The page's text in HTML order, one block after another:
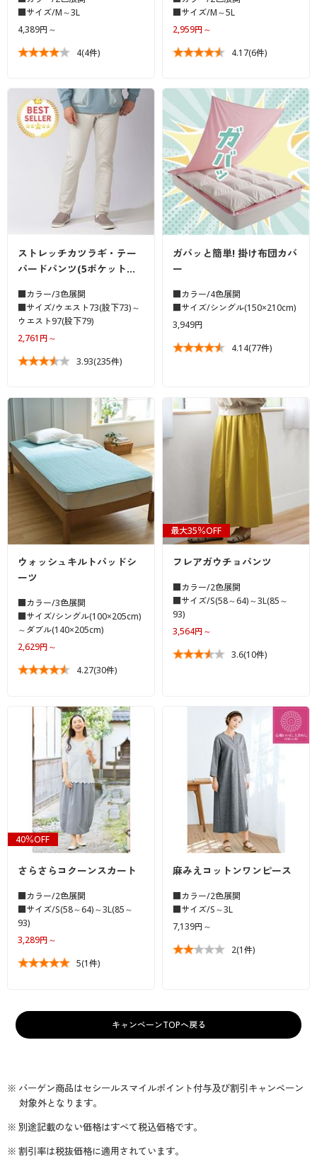
■サイズ/M～3L
4,389円～
4(4件)
■サイズ/M～5L
2,959円～
4.17(6件)
ストレッチカツラギ・テー
パードパンツ(5ポケット…
■カラー/3色展開
■サイズ/ウエスト73(股下73)～
ウエスト97(股下79)
2,761円～
3.93(235件)
ガバッと簡単! 掛け布団カバ
ー
■カラー/4色展開
■サイズ/シングル(150×210cm)
3,949円
4.14(77件)
ウォッシュキルトパッドシ
ーツ
■カラー/3色展開
■サイズ/シングル(100×205cm)
～ダブル(140×205cm)
2,629円～
4.27(30件)
最大35％OFF
フレアガウチョパンツ
■カラー/2色展開
■サイズ/S(58～64)～3L(85～
93)
3,564円～
3.6(10件)
40％OFF
さらさらコクーンスカート
■カラー/2色展開
■サイズ/S(58～64)～3L(85～
93)
3,289円～
5(1件)
麻みえコットンワンピース
■カラー/2色展開
■サイズ/S～3L
7,139円～
2(1件)
キャンペーンTOPへ戻る
※ バーゲン商品はセシールスマイルポイント付与及び割引キャンペーン
対象外となります。
※ 別途記載のない価格はすべて税込価格です。
※ 割引率は税抜価格に適用されています。